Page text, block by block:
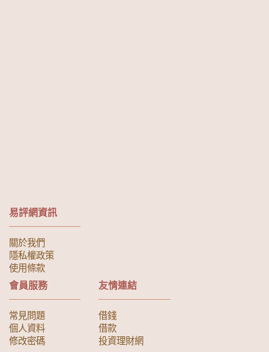
易評網資訊
關於我們
隱私權政策
使用條款
會員服務
常見問題
個人資料
修改密碼
友情連結
借錢
借款
投資理財網